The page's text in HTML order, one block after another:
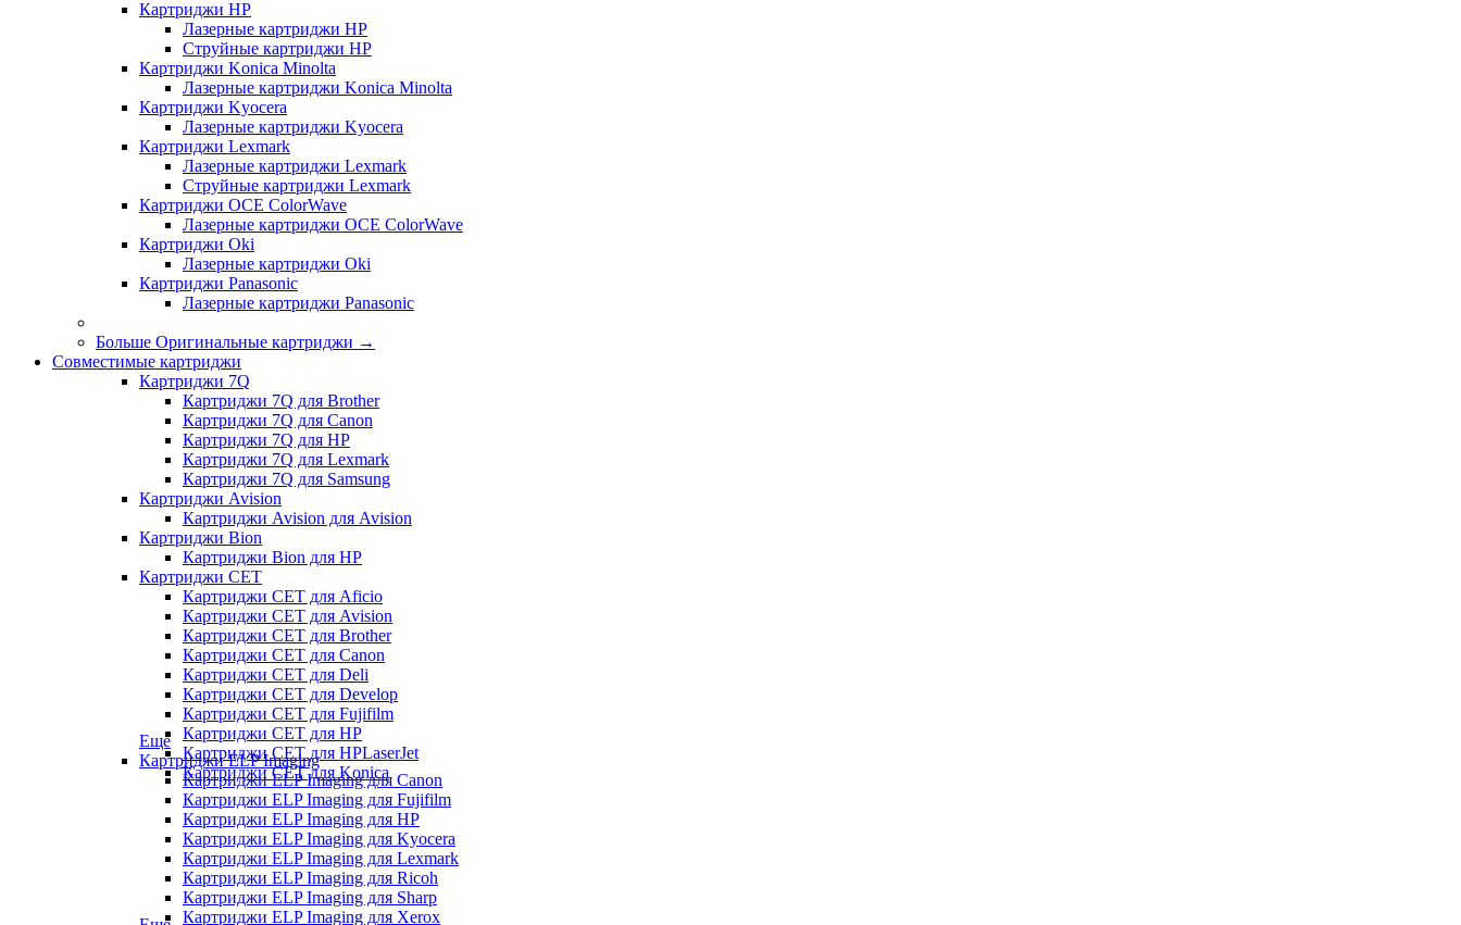
Картриджи HP
Лазерные картриджи HP
Струйные картриджи HP
Картриджи Konica Minolta
Лазерные картриджи Konica Minolta
Картриджи Kyocera
Лазерные картриджи Kyocera
Картриджи Lexmark
Лазерные картриджи Lexmark
Струйные картриджи Lexmark
Картриджи OCE ColorWave
Лазерные картриджи OCE ColorWave
Картриджи Oki
Лазерные картриджи Oki
Картриджи Panasonic
Лазерные картриджи Panasonic
Больше Оригинальные картриджи →
Совместимые картриджи
Картриджи 7Q
Картриджи 7Q для Brother
Картриджи 7Q для Canon
Картриджи 7Q для HP
Картриджи 7Q для Lexmark
Картриджи 7Q для Samsung
Картриджи Avision
Картриджи Avision для Avision
Картриджи Bion
Картриджи Bion для HP
Картриджи CET
Картриджи CET для Aficio
Картриджи CET для Avision
Картриджи CET для Brother
Картриджи CET для Canon
Картриджи CET для Deli
Картриджи CET для Develop
Картриджи CET для Fujifilm
Картриджи CET для HP
Картриджи CET для HPLaserJet
Картриджи CET для Konica
Еще
Картриджи ELP Imaging
Картриджи ELP Imaging для Canon
Картриджи ELP Imaging для Fujifilm
Картриджи ELP Imaging для HP
Картриджи ELP Imaging для Kyocera
Картриджи ELP Imaging для Lexmark
Картриджи ELP Imaging для Ricoh
Картриджи ELP Imaging для Sharp
Картриджи ELP Imaging для Xerox